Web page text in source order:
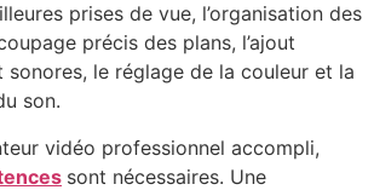
prises de vue, l’organisation des
précis des plans, l’ajout
sonores, le réglage de la couleur et la
son.
vidéo professionnel accompli,
sont nécessaires. Une